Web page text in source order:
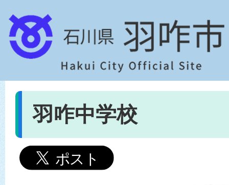
羽咋中学校